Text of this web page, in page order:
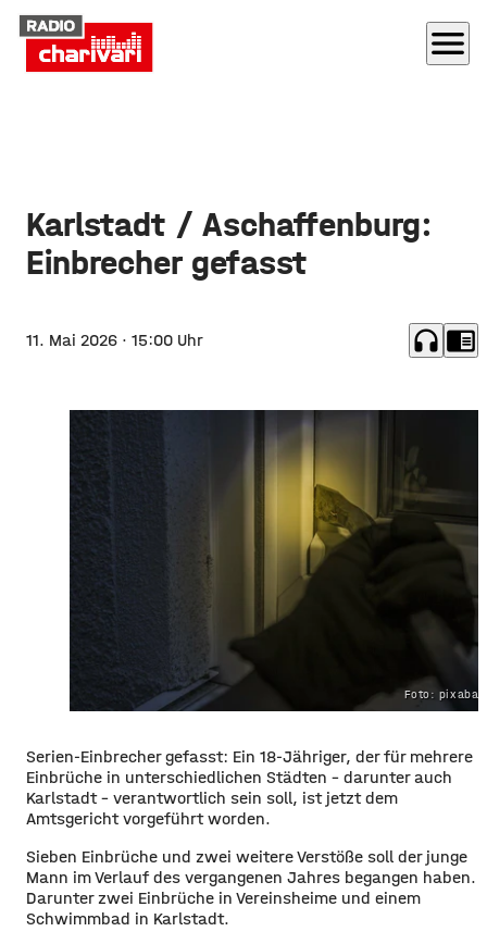
menu
Karlstadt / Aschaffenburg:
Einbrecher gefasst
11. Mai 2026 · 15:00 Uhr headphones chrome_reader_mode
Foto:
Serien-Einbrecher gefasst: Ein 18-Jähriger, der für mehrere
Einbrüche in unterschiedlichen Städten – darunter auch
Karlstadt – verantwortlich sein soll, ist jetzt dem
Amtsgericht vorgeführt worden.
Sieben Einbrüche und zwei weitere Verstöße soll der junge
Mann im Verlauf des vergangenen Jahres begangen haben.
Darunter zwei Einbrüche in Vereinsheime und einem
Schwimmbad in Karlstadt.